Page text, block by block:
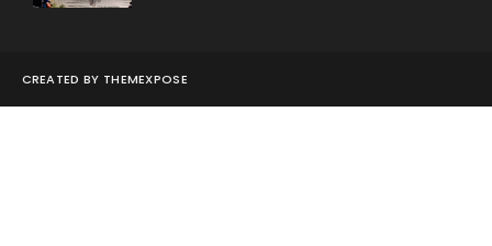
CREATED BY THEMEXPOSE